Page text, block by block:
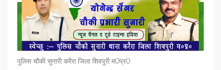
पुलिस चौकी सुनारी करैरा जिला शिवपुरी म0प्र0